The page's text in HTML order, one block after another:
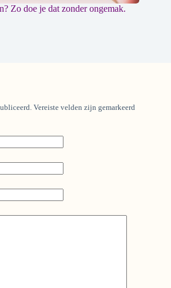
Zo doe je dat zonder ongemak.
Vereiste velden zijn gemarkeerd